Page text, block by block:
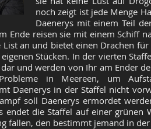
noch zeigt ist jede Menge
Daenerys mit einem Teil
Ende reisen sie mit einem Schiff
an und bietet einen Drachen
Stücken. In der vierten
und werden von Ihr am Ender
in Meereen, um
Daenerys in der Staffel nicht
soll Daenerys ermordet
die Staffel auf einer grünen
fallen, den bestimmt jemand in